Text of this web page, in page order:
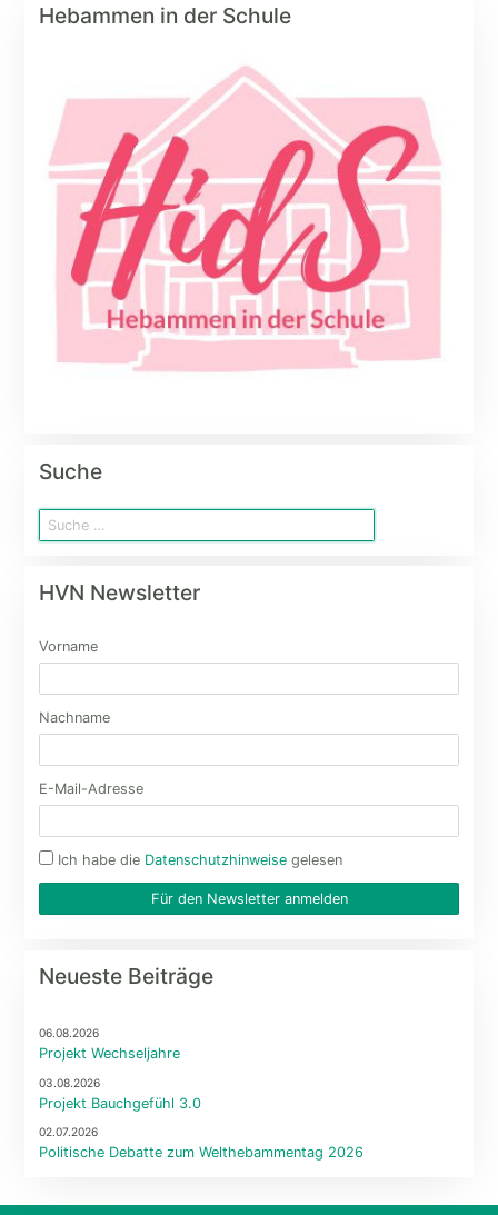
Hebammen in der Schule
Suche
HVN Newsletter
Vorname
Nachname
E-Mail-Adresse
Ich habe die Datenschutzhinweise gelesen
Für den Newsletter anmelden
Neueste Beiträge
06.08.2026
Projekt Wechseljahre
03.08.2026
Projekt Bauchgefühl 3.0
02.07.2026
Politische Debatte zum Welthebammentag 2026